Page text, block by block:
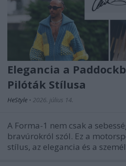
Elegancia a
Pilóták Stílusa
HeStyle • 2026. július 14.
A Forma-1 nem csak a
bravúrokról szól. Ez a
stílus, az elegancia és a